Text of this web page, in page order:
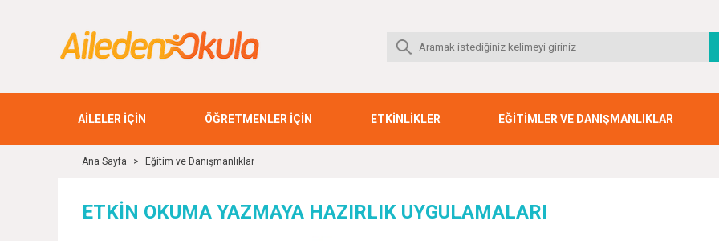
AİLELER İÇİN ÖĞRETMENLER İÇİN ETKİNLİKLER EĞİTİMLER VE DANIŞMANLIKLAR
Ana Sayfa > Eğitim ve Danışmanlıklar
ETKİN OKUMA YAZMAYA HAZIRLIK UYGULAMALARI